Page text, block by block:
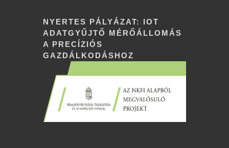
NYERTES PÁLYÁZAT: IOT
ADATGYŰJTŐ MÉRŐÁLLOMÁS
A PRECÍZIÓS
GAZDÁLKODÁSHOZ